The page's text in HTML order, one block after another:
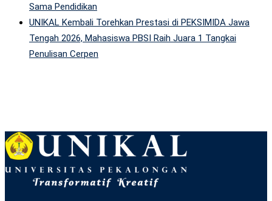
Sama Pendidikan
UNIKAL Kembali Torehkan Prestasi di PEKSIMIDA Jawa
Tengah 2026, Mahasiswa PBSI Raih Juara 1 Tangkai
Penulisan Cerpen